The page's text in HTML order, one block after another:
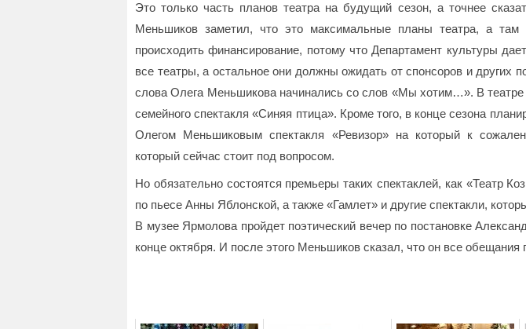
Это только часть планов театра на будущий сезон, а точнее
Меньшиков заметил, что это максимальные планы театра, а там
происходить финансирование, потому что Департамент культуры
все театры, а остальное они должны ожидать от спонсоров и других
слова Олега Меньшикова начинались со слов «Мы хотим…». В театре
семейного спектакля «Синяя птица». Кроме того, в конце сезона
Олегом Меньшиковым спектакля «Ревизор» на который к
который сейчас стоит под вопросом.
Но обязательно состоятся премьеры таких спектаклей, как «Театр
по пьесе Анны Яблонской, а также «Гамлет» и другие спектакли,
В музее Ярмолова пройдет поэтический вечер по постановке
конце октября. И после этого Меньшиков сказал, что он все обещания